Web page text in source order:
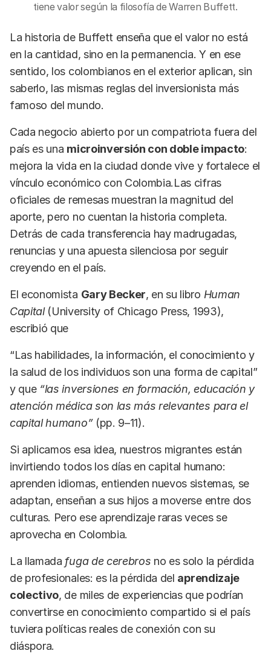
tiene valor según la filosofía de Warren Buffett.
La historia de Buffett enseña que el valor no está
en la cantidad, sino en la permanencia. Y en ese
sentido, los colombianos en el exterior aplican, sin
saberlo, las mismas reglas del inversionista más
famoso del mundo.
Cada negocio abierto por un compatriota fuera del
país es una microinversión con doble impacto:
mejora la vida en la ciudad donde vive y fortalece el
vínculo económico con Colombia.Las cifras
oficiales de remesas muestran la magnitud del
aporte, pero no cuentan la historia completa.
Detrás de cada transferencia hay madrugadas,
renuncias y una apuesta silenciosa por seguir
creyendo en el país.
El economista Gary Becker, en su libro Human
Capital(University of Chicago Press, 1993),
escribió que
“Las habilidades, la información, el conocimiento y
la salud de los individuos son una forma de capital”
y que “las inversiones en formación, educación y
atención médica son las más relevantes para el
capital humano”(pp. 9–11).
Si aplicamos esa idea, nuestros migrantes están
invirtiendo todos los días en capital humano:
aprenden idiomas, entienden nuevos sistemas, se
adaptan, enseñan a sus hijos a moverse entre dos
culturas. Pero ese aprendizaje raras veces se
aprovecha en Colombia.
La llamada fuga de cerebros no es solo la pérdida
de profesionales: es la pérdida del aprendizaje
colectivo, de miles de experiencias que podrían
convertirse en conocimiento compartido si el país
tuviera políticas reales de conexión con su
diáspora.